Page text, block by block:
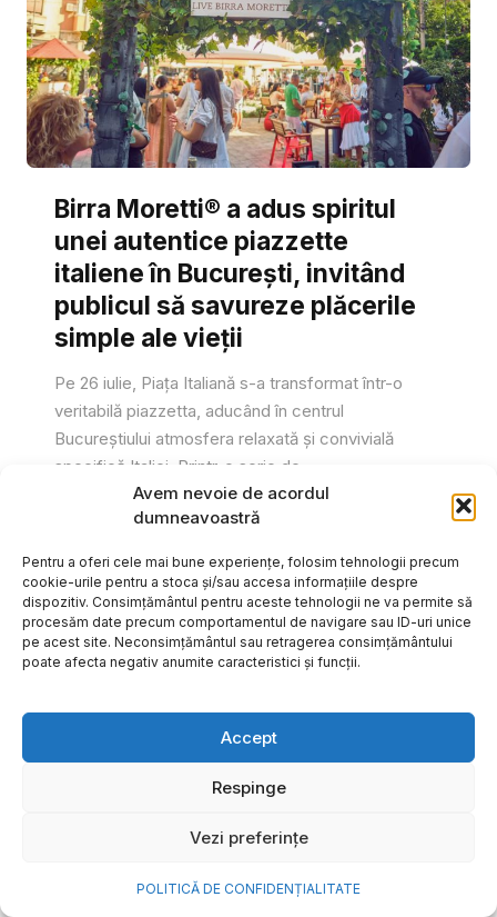
Avem nevoie de acordul
dumneavoastră
Pentru a oferi cele mai bune experiențe, folosim tehnologii precum
cookie-urile pentru a stoca și/sau accesa informațiile despre
dispozitiv. Consimțământul pentru aceste tehnologii ne va permite să
procesăm date precum comportamentul de navigare sau ID-uri unice
pe acest site. Neconsimțământul sau retragerea consimțământului
poate afecta negativ anumite caracteristici și funcții.
Accept
Respinge
Vezi preferințe
POLITICĂ DE CONFIDENȚIALITATE
Birra Moretti® a adus spiritul
unei autentice piazzette
italiene în București, invitând
publicul să savureze plăcerile
simple ale vieții
Pe 26 iulie, Piața Italiană s-a transformat într-o
veritabilă piazzetta, aducând în centrul
Bucureștiului atmosfera relaxată și convivială
specifică Italiei. Printr-o serie de...
Gabriel Barliga
frumoase amintiri ale verii într-